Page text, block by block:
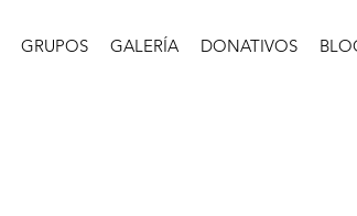
GRUPOS GALERÍA DONATIVOS